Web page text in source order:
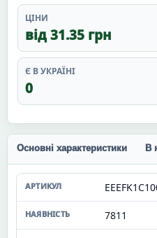
ЦІНИ
від 31.35 грн
Є В УКРАЇНІ
0
Основні характеристики В
7811